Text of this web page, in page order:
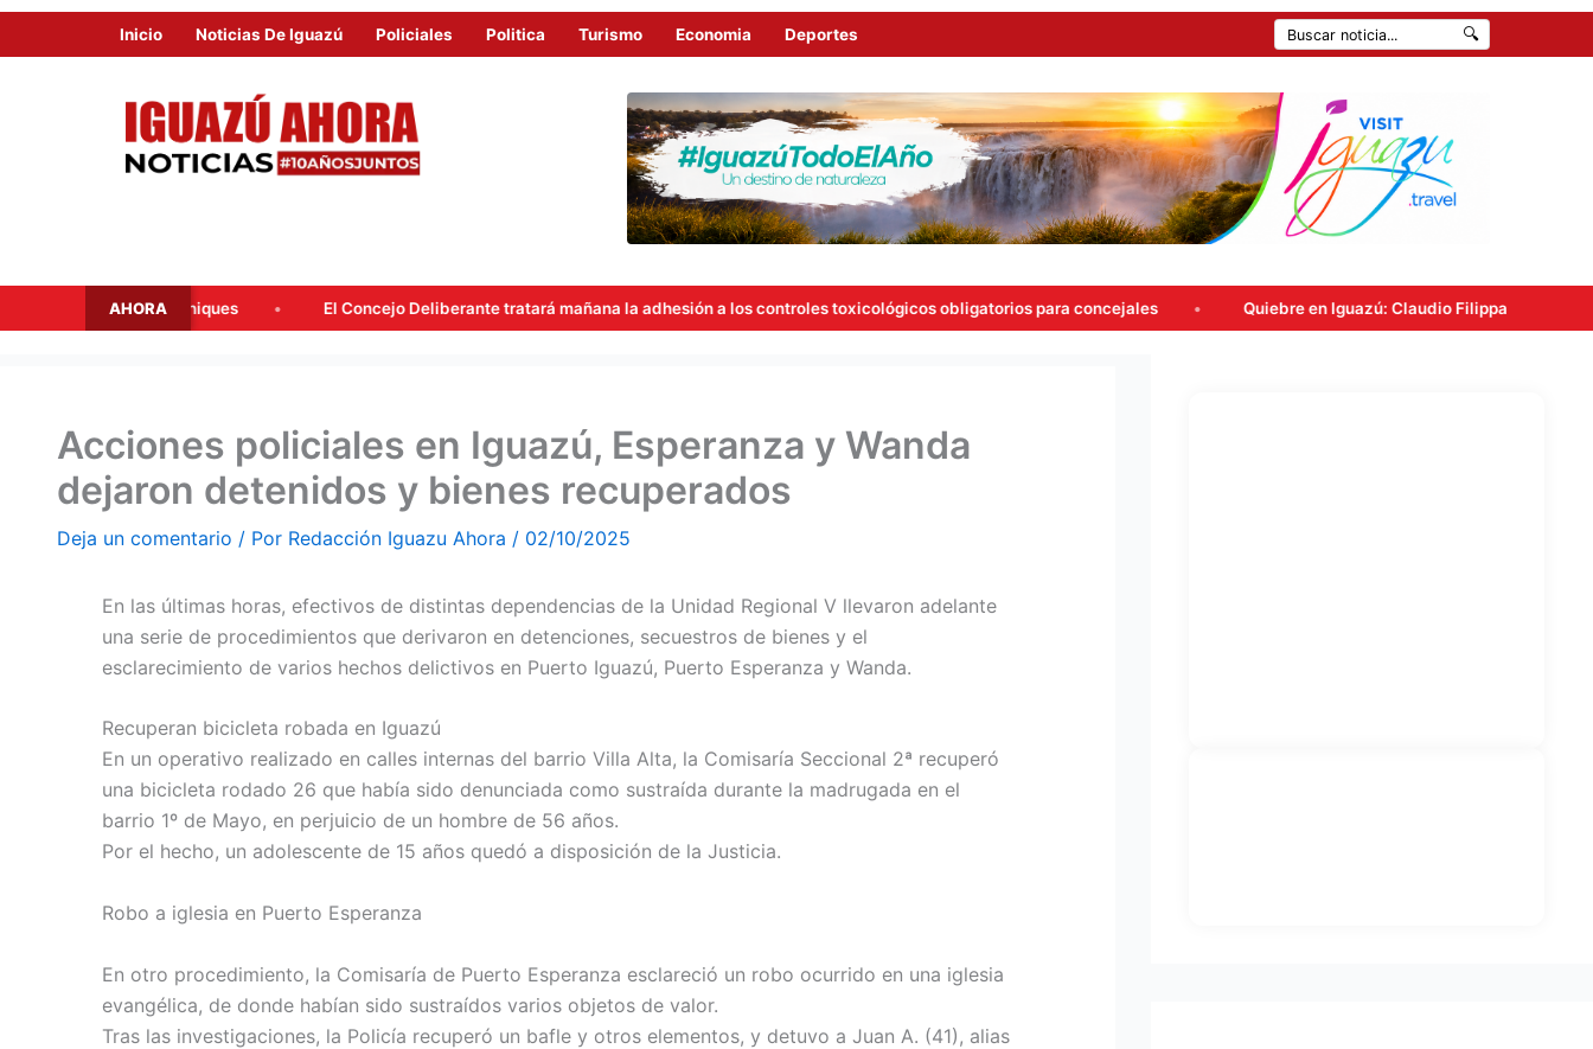
Inicio Noticias De Iguazú Policiales Politica Turismo Economia Deportes 🔍
AHORA El Concejo Deliberante tratará mañana la adhesión a los controles toxicológicos obligatorios para concejales Quiebre en Iguazú: Claudio Filippa renunció a Encuentro
Acciones policiales en Iguazú, Esperanza y Wanda
dejaron detenidos y bienes recuperados
Deja un comentario / Por Redacción Iguazu Ahora / 02/10/2025
En las últimas horas, efectivos de distintas dependencias de la Unidad Regional V llevaron adelante
una serie de procedimientos que derivaron en detenciones, secuestros de bienes y el
esclarecimiento de varios hechos delictivos en Puerto Iguazú, Puerto Esperanza y Wanda.
Recuperan bicicleta robada en Iguazú
En un operativo realizado en calles internas del barrio Villa Alta, la Comisaría Seccional 2ª recuperó
una bicicleta rodado 26 que había sido denunciada como sustraída durante la madrugada en el
barrio 1º de Mayo, en perjuicio de un hombre de 56 años.
Por el hecho, un adolescente de 15 años quedó a disposición de la Justicia.
Robo a iglesia en Puerto Esperanza
En otro procedimiento, la Comisaría de Puerto Esperanza esclareció un robo ocurrido en una iglesia
evangélica, de donde habían sido sustraídos varios objetos de valor.
Tras las investigaciones, la Policía recuperó un bafle y otros elementos, y detuvo a Juan A. (41), alias